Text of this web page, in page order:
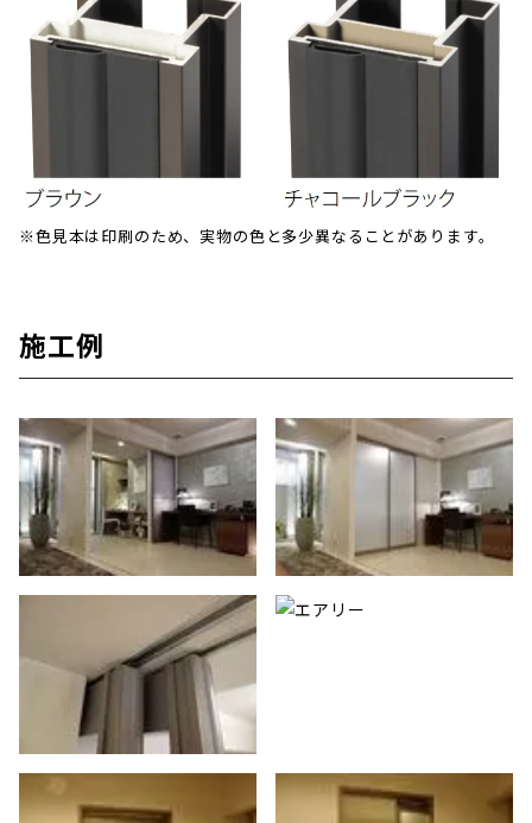
※色見本は印刷のため、実物の色と多少異なることがあります。
施工例